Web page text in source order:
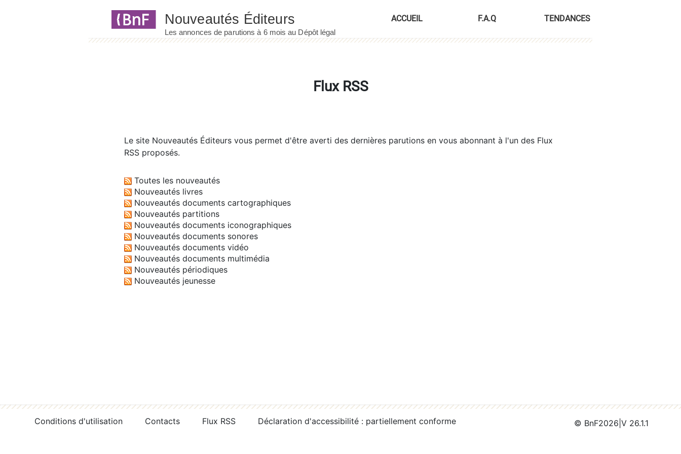
ACCUEIL F.A.Q TENDANCES
Flux RSS
Le site Nouveautés Éditeurs vous permet d'être averti des dernières parutions en vous abonnant à l'un des Flux
RSS proposés.
Toutes les nouveautés
Nouveautés livres
Nouveautés documents cartographiques
Nouveautés partitions
Nouveautés documents iconographiques
Nouveautés documents sonores
Nouveautés documents vidéo
Nouveautés documents multimédia
Nouveautés périodiques
Nouveautés jeunesse
Conditions d'utilisation Contacts Flux RSS Déclaration d'accessibilité : partiellement conforme © BnF2026 V 26.1.1